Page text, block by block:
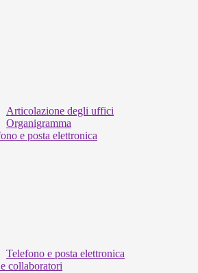
Articolazione degli uffici
Organigramma
e posta elettronica
Telefono e posta elettronica
collaboratori